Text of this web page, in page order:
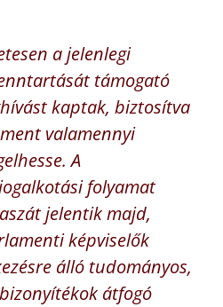
a jelenlegi
támogató
kaptak, biztosítva
valamennyi
A
folyamat
jelentik majd,
képviselők
álló tudományos,
átfogó